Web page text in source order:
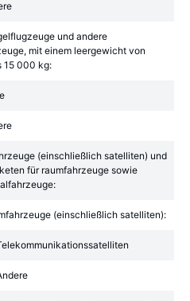
und andere
mit einem leergewicht von
15 000 kg:
(einschließlich satelliten) und
für raumfahrzeuge sowie
(einschließlich satelliten):